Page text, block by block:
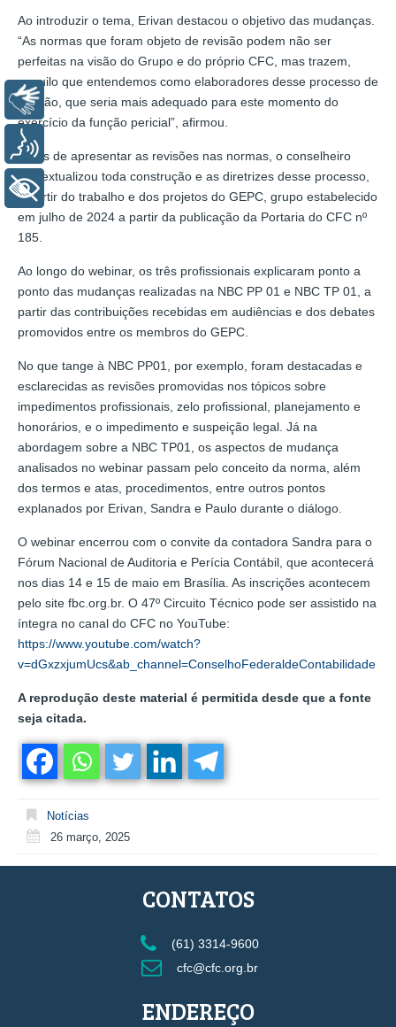
Ao introduzir o tema, Erivan destacou o objetivo das mudanças.
“As normas que foram objeto de revisão podem não ser
perfeitas na visão do Grupo e do próprio CFC, mas trazem,
naquilo que entendemos como elaboradores desse processo de
revisão, que seria mais adequado para este momento do
exercício da função pericial”, afirmou.
Antes de apresentar as revisões nas normas, o conselheiro
contextualizou toda construção e as diretrizes desse processo,
a partir do trabalho e dos projetos do GEPC, grupo estabelecido
em julho de 2024 a partir da publicação da Portaria do CFC nº
185.
Ao longo do webinar, os três profissionais explicaram ponto a
ponto das mudanças realizadas na NBC PP 01 e NBC TP 01, a
partir das contribuições recebidas em audiências e dos debates
promovidos entre os membros do GEPC.
No que tange à NBC PP01, por exemplo, foram destacadas e
esclarecidas as revisões promovidas nos tópicos sobre
impedimentos profissionais, zelo profissional, planejamento e
honorários, e o impedimento e suspeição legal. Já na
abordagem sobre a NBC TP01, os aspectos de mudança
analisados no webinar passam pelo conceito da norma, além
dos termos e atas, procedimentos, entre outros pontos
explanados por Erivan, Sandra e Paulo durante o diálogo.
O webinar encerrou com o convite da contadora Sandra para o
Fórum Nacional de Auditoria e Perícia Contábil, que acontecerá
nos dias 14 e 15 de maio em Brasília. As inscrições acontecem
pelo site fbc.org.br. O 47º Circuito Técnico pode ser assistido na
íntegra no canal do CFC no YouTube:
https://www.youtube.com/watch?
v=dGxzxjumUcs&ab_channel=ConselhoFederaldeContabilidade
A reprodução deste material é permitida desde que a fonte
seja citada.
Notícias
26 março, 2025
CONTATOS
(61) 3314-9600
cfc@cfc.org.br
ENDEREÇO
Libras